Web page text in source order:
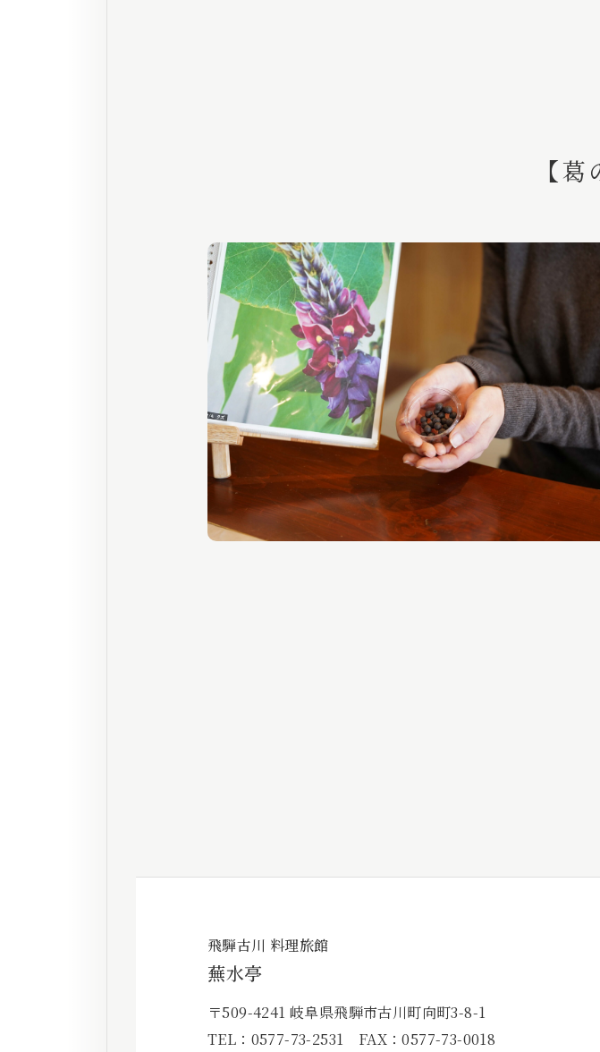
【
飛騨古川 料理旅館
蕪水亭
〒509-4241 岐阜県飛騨市古川町向町3-8-1
TEL： 0577-73-2531 FAX：0577-73-0018